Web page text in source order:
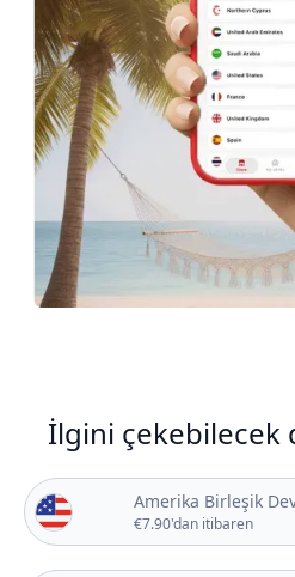
İlgini çekebilecek
Amerika Birleşik
€7.90'dan itibaren